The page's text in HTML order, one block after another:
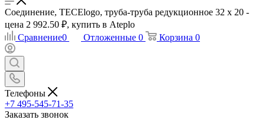
Соединение, TECElogo, труба-труба редукционное 32 х 20 -
цена 2 992.50 ₽, купить в Ateplo
Сравнение0 Отложенные 0 Корзина 0
Телефоны
+7 495-545-71-35
Заказать звонок